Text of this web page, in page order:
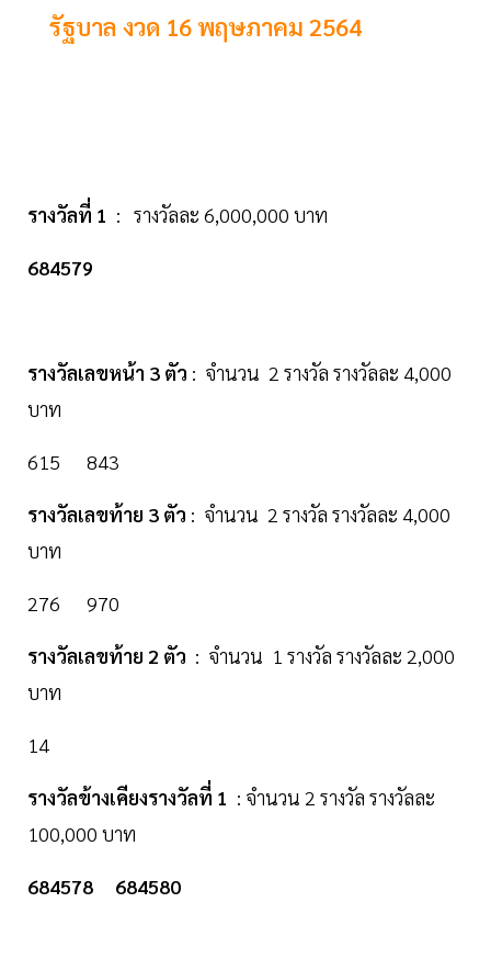
รัฐบาล งวด 16 พฤษภาคม 2564
รางวัลที่ 1 : รางวัลละ 6,000,000 บาท
684579
รางวัลเลขหน้า 3 ตัว : จำนวน 2 รางวัล รางวัลละ 4,000
บาท
615 843
รางวัลเลขท้าย 3 ตัว : จำนวน 2 รางวัล รางวัลละ 4,000
บาท
276 970
รางวัลเลขท้าย 2 ตัว : จำนวน 1 รางวัล รางวัลละ 2,000
บาท
14
รางวัลข้างเคียงรางวัลที่ 1 : จำนวน 2 รางวัล รางวัลละ
100,000 บาท
684578 684580